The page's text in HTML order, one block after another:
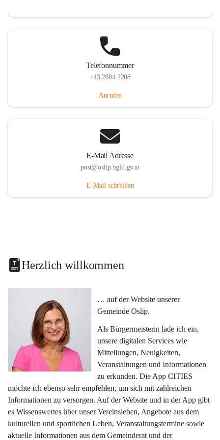
Telefonnummer
+43 2684 2208
Anrufen
E-Mail Adresse
post@oslip.bgld.gv.at
E-Mail schreiben
Herzlich willkommen
… auf der Website unserer
Gemeinde Oslip.
Als Bürgermeisterin lade ich ein,
unsere digitalen Services wie
Mitteilungen, Neuigkeiten,
Veranstaltungen und Informationen
zu erkunden. Die App CITIES
möchte ich ebenso sehr empfehlen, um sich mit zahlreichen
Informationen zu versorgen. Auf der Website und in der App gibt
es Wissenswertes über unser Vereinsleben, Angebote aus dem
kulturellen und sportlichen Leben, Veranstaltungstermine sowie
aktuelle Informationen aus dem Gemeinderat und der